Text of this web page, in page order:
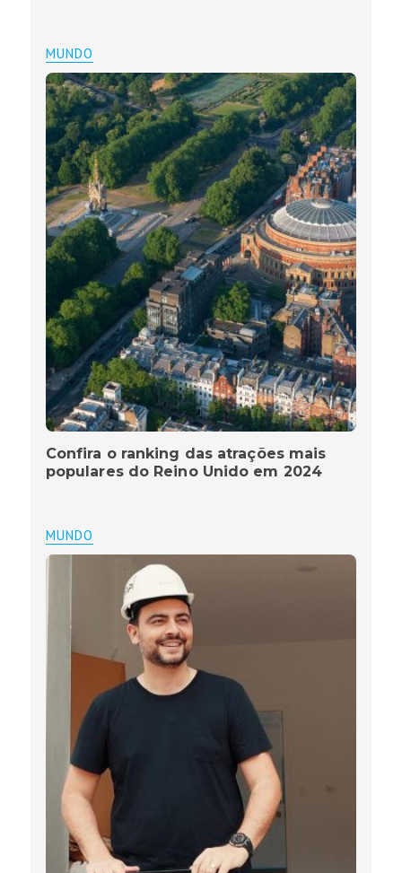
MUNDO
Confira o ranking das atrações mais
populares do Reino Unido em 2024
MUNDO